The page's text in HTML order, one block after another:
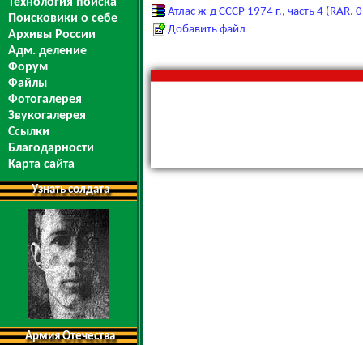
Поисковики о себе
Архивы России
Адм. деление
Форум
Файлы
Фотогалерея
Звукогалерея
Ссылки
Благодарности
Карта сайта
Узнать солдата
Армия Отечества
Атлас ж-д СССР 1974 г., часть 4 (RAR.
Добавить файл